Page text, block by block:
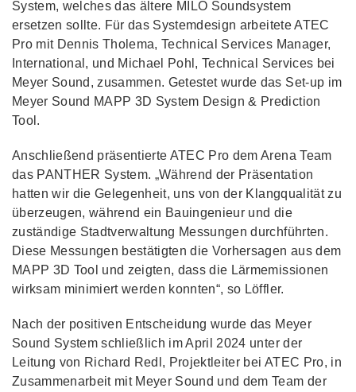
System, welches das ältere MILO Soundsystem
ersetzen sollte. Für das Systemdesign arbeitete ATEC
Pro mit Dennis Tholema, Technical Services Manager,
International, und Michael Pohl, Technical Services bei
Meyer Sound, zusammen. Getestet wurde das Set-up im
Meyer Sound MAPP 3D System Design & Prediction
Tool.
Anschließend präsentierte ATEC Pro dem Arena Team
das PANTHER System. „Während der Präsentation
hatten wir die Gelegenheit, uns von der Klangqualität zu
überzeugen, während ein Bauingenieur und die
zuständige Stadtverwaltung Messungen durchführten.
Diese Messungen bestätigten die Vorhersagen aus dem
MAPP 3D Tool und zeigten, dass die Lärmemissionen
wirksam minimiert werden konnten“, so Löffler.
Nach der positiven Entscheidung wurde das Meyer
Sound System schließlich im April 2024 unter der
Leitung von Richard Redl, Projektleiter bei ATEC Pro, in
Zusammenarbeit mit Meyer Sound und dem Team der